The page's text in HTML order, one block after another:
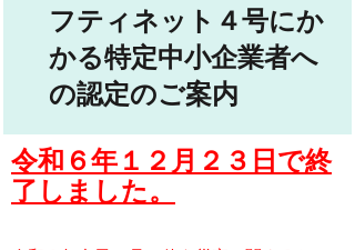
フティネット４号にか
かる特定中小企業者へ
の認定のご案内
令和６年１２月２３日で終
了しました。